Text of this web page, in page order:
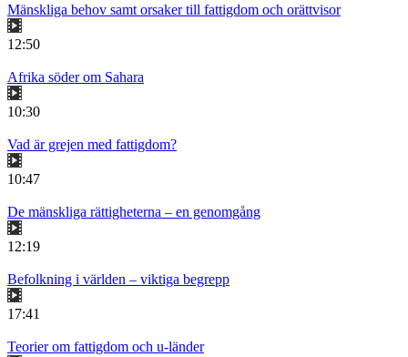
Mänskliga behov samt orsaker till fattigdom och orättvisor
12:50
Afrika söder om Sahara
10:30
Vad är grejen med fattigdom?
10:47
De mänskliga rättigheterna – en genomgång
12:19
Befolkning i världen – viktiga begrepp
17:41
Teorier om fattigdom och u-länder